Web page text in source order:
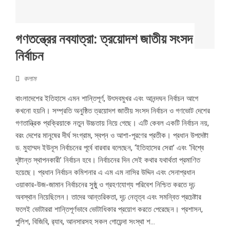
গণতন্ত্রের নবযাত্রা: ত্রয়োদশ জাতীয় সংসদ
নির্বাচন
কলাম
বাংলাদেশের ইতিহাসে এমন শান্তিপূর্ণ, উৎসবমুখর এবং আনন্দঘন নির্বাচন আগে
কখনো হয়নি। সম্প্রতি অনুষ্ঠিত ত্রয়োদশ জাতীয় সংসদ নির্বাচন ও গণভোট দেশের
গণতান্ত্রিক প্রক্রিয়াকে নতুন উচ্চতায় নিয়ে গেছে। এটি কেবল একটি নির্বাচন নয়,
বরং দেশের মানুষের দীর্ঘ সংগ্রাম, স্বপ্ন ও আশা-পূরণের প্রতীক। প্রধান উপদেষ্টা
ড. মুহাম্মদ ইউনূস নির্বাচনের পূর্বে বারবার বলেছেন, ‘ইতিহাসের সেরা’ এবং ‘বিশ্বে
দৃষ্টান্ত স্থাপনকারী’ নির্বাচন হবে। নির্বাচনের দিন সেই কথার যথার্থতা প্রমাণিত
হয়েছে। প্রধান নির্বাচন কমিশনার এ এম এম নাসির উদ্দিন এবং সেনাপ্রধান
ওয়াকার-উজ-জামান নির্বাচনের সুষ্ঠু ও গ্রহণযোগ্য পরিবেশ নিশ্চিত করতে দৃঢ়
অবস্থান নিয়েছিলেন। তাদের আন্তরিকতা, দৃঢ় নেতৃত্ব এবং সমন্বিত প্রচেষ্টার
ফলেই ভোটাররা শান্তিপূর্ণভাবে ভোটাধিকার প্রয়োগ করতে পেরেছেন। প্রশাসন,
পুলিশ, বিজিবি, র‌্যাব, আনসারসহ সকল গোয়েন্দা সংস্থা শ...